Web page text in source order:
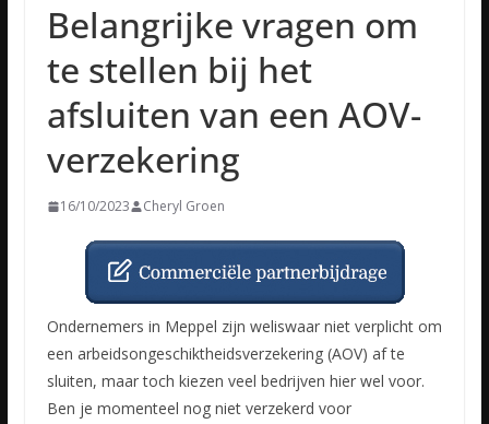
Belangrijke vragen om
te stellen bij het
afsluiten van een AOV-
verzekering
16/10/2023 Cheryl Groen
Ondernemers in Meppel zijn weliswaar niet verplicht om
een arbeidsongeschiktheidsverzekering (AOV) af te
sluiten, maar toch kiezen veel bedrijven hier wel voor.
Ben je momenteel nog niet verzekerd voor